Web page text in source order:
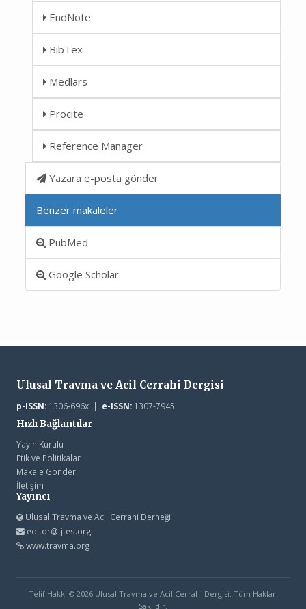
EndNote
BibTex
Medlars
Procite
Reference Manager
Yazara e-posta gönder
Benzer makaleler
PubMed
Google Scholar
Ulusal Travma ve Acil Cerrahi Dergisi
p-ISSN:1306-696x | e-ISSN:1307-7945
Hızlı Bağlantılar
Yayın Kurulu
Etik ve Politikalar
Makale Gönder
İletişim
Yayıncı
Ulusal Travma ve Acil Cerrahi Derneği
editor@tjtes.org
www.travma.org
Telif Hakkı © 2026 Ulusal Travma ve Acil Cerrahi Dergisi. Tüm Hakları
Saklıdır.